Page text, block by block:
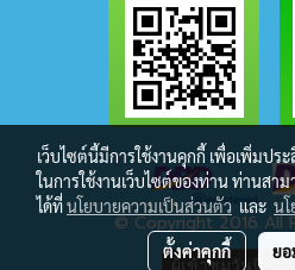
© Copyright 2016 All
ผู้เข้าชมวันนี้
เว็บไซต์นี้มีการใช้งานคุกกี้ เพื่อเพิ่มป
ในการใช้งานเว็บไซต์ของท่าน ท่านสา
ได้ที่นโยบายความเป็นส่วนตัว และ น
ตั้งค่าคุกกี้ ย